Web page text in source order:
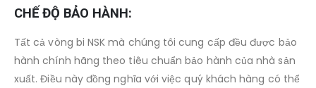
CHẾ ĐỘ BẢO HÀNH:
Tất cả vòng bi NSK mà chúng tôi cung cấp đều được bảo
hành chính hãng theo tiêu chuẩn bảo hành của nhà sản
xuất. Điều này đồng nghĩa với việc quý khách hàng có thể